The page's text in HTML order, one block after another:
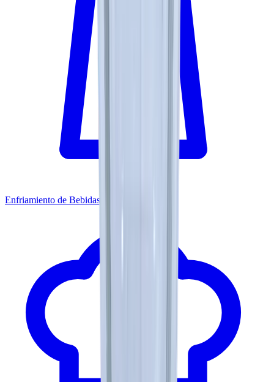
Enfriamiento de Bebidas